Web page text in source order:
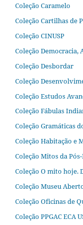
Coleção Caramelo
Coleção Cartilhas de
Coleção CINUSP
Coleção Democracia,
Coleção Desbordar
Coleção
Coleção Estudos
Coleção Fábulas
Coleção Gramáticas
Coleção Habitação e
Coleção Mitos da
Coleção O mito hoje.
Coleção Museu
Coleção Oficinas de
Coleção PPGAC ECA